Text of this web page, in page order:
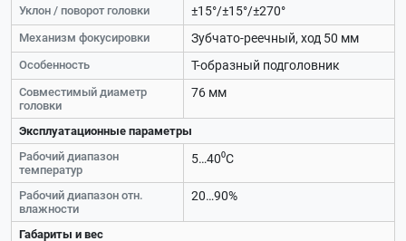
Уклон / поворот головки ±15°/±15°/±270°
Механизм фокусировки Зубчато-реечный, ход 50 мм
Особенность Т-образный подголовник
Совместимый диаметр
головки
76 мм
Эксплуатационные параметры
Рабочий диапазон
температур
5…40⁰С
Рабочий диапазон отн.
влажности
20…90%
Габариты и вес